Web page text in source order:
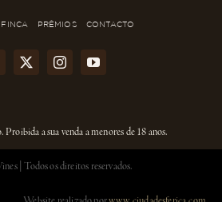
FINCA PRÊMIOS CONTACTO
a sua venda a menores de 18 anos.
| Todos os direitos reservados.